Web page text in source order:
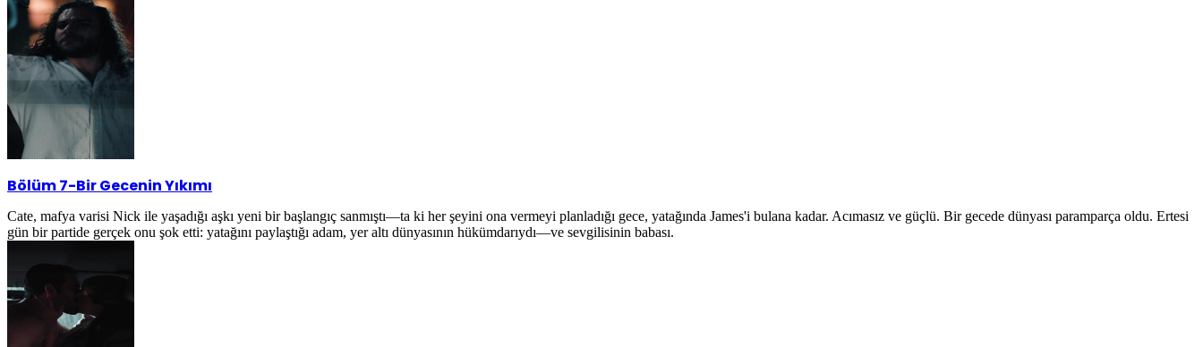
Bölüm 7-Bir Gecenin Yıkımı
Cate, mafya varisi Nick ile yaşadığı aşkı yeni bir başlangıç sanmıştı—ta ki her şeyini ona vermeyi planladığı gece, yatağında James'i bulana kadar. Acımasız ve güçlü. Bir gecede dünyası paramparça oldu. Ertesi
gün bir partide gerçek onu şok etti: yatağını paylaştığı adam, yer altı dünyasının hükümdarıydı—ve sevgilisinin babası.